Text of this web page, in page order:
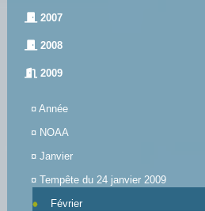
2007
2008
2009
¤ Année
¤ NOAA
¤ Janvier
¤ Tempête du 24 janvier 2009
Février